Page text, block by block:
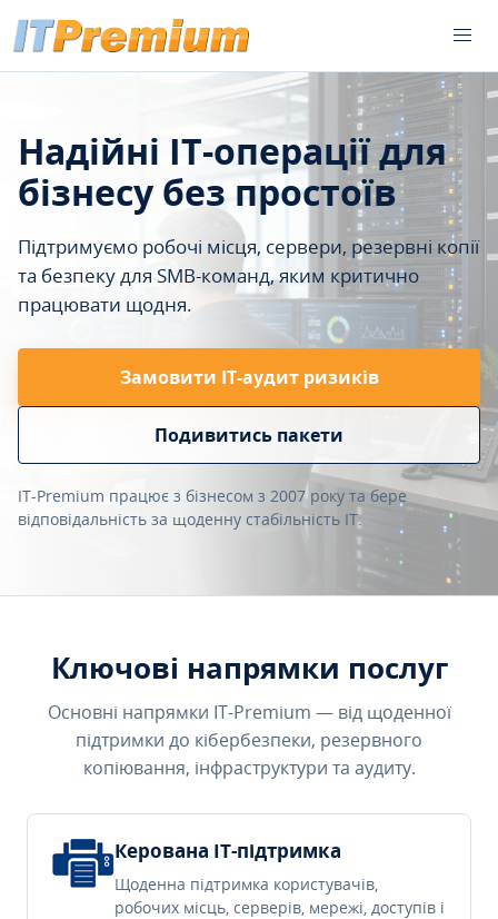
Надійні IT-операції для
бізнесу без простоїв
Підтримуємо робочі місця, сервери, резервні копії
та безпеку для SMB-команд, яким критично
працювати щодня.
Замовити ІТ-аудит ризиків
Подивитись пакети
IT-Premium працює з бізнесом з 2007 року та бере
відповідальність за щоденну стабільність IT.
Ключові напрямки послуг
Основні напрямки IT-Premium — від щоденної
підтримки до кібербезпеки, резервного
копіювання, інфраструктури та аудиту.
Керована IT-підтримка
Щоденна підтримка користувачів,
робочих місць, серверів, мережі, доступів і